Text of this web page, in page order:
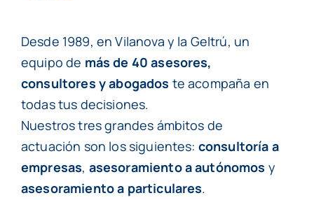
Desde 1989, en Vilanova y la Geltrú, un
equipo de más de 40 asesores,
consultores y abogados te acompaña en
todas tus decisiones.
Nuestros tres grandes ámbitos de
actuación son los siguientes: consultoría a
empresas, asesoramiento a autónomos y
asesoramiento a particulares.